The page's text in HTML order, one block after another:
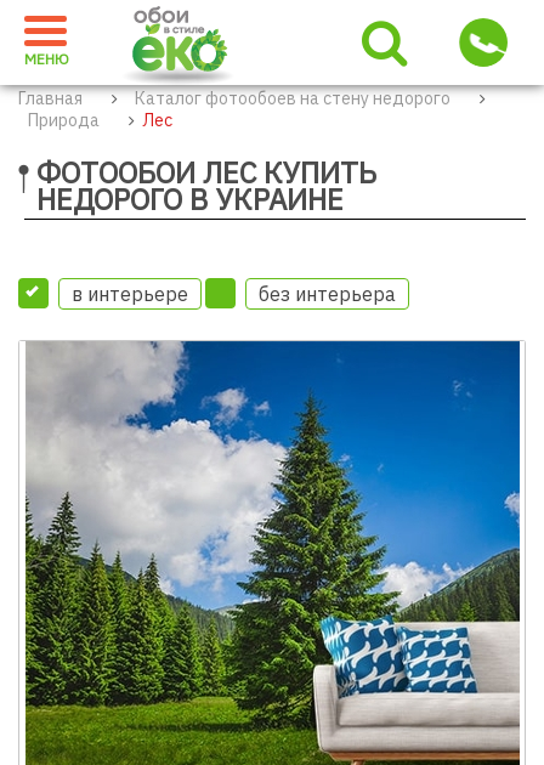
МЕНЮ
Главная
Каталог фотообоев на стену недорого
Природа
Лес
ФОТООБОИ ЛЕС КУПИТЬ
НЕДОРОГО В УКРАИНЕ
в интерьере без интерьера